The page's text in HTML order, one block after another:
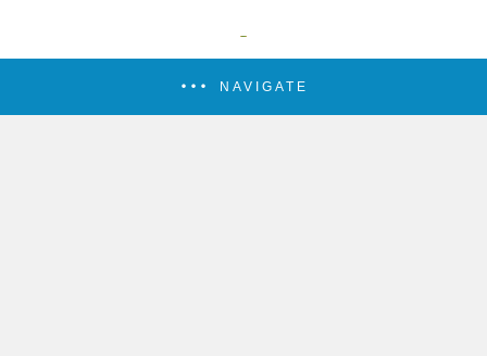
NAVIGATE